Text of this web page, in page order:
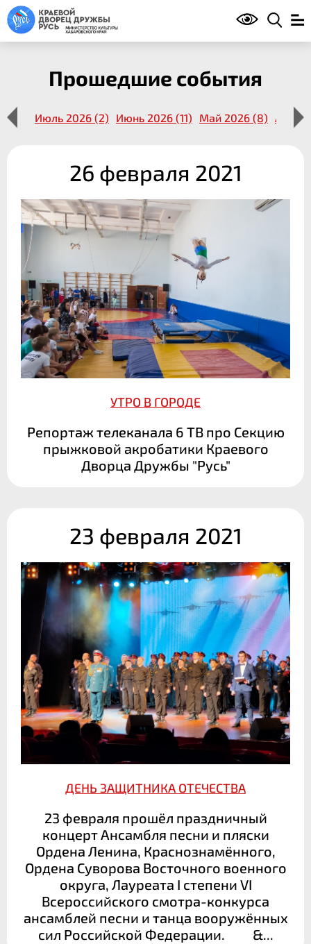
Прошедшие события
(1) Июль 2026 (2) Июнь 2026 (11) Май 2026 (8)
26 февраля 2021
УТРО В ГОРОДЕ
Репортаж телеканала 6 ТВ про Секцию
прыжковой акробатики Краевого
Дворца Дружбы "Русь"
23 февраля 2021
ДЕНЬ ЗАЩИТНИКА ОТЕЧЕСТВА
23 февраля прошёл праздничный
концерт Ансамбля песни и пляски
Ордена Ленина, Краснознамённого,
Ордена Суворова Восточного военного
округа, Лауреата I степени VI
Всероссийского смотра-конкурса
ансамблей песни и танца вооружённых
сил Российской Федерации. &...